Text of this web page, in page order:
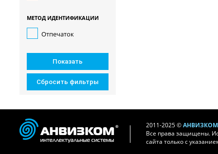
МЕТОД ИДЕНТИФИКАЦИИ
Отпечаток
2011-2025 ©
Все права защищены.
сайта только с